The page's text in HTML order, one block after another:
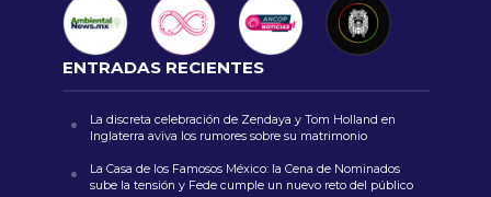
ENTRADAS RECIENTES
La discreta celebración de Zendaya y Tom Holland en
Inglaterra aviva los rumores sobre su matrimonio
La Casa de los Famosos México: la Cena de Nominados
sube la tensión y Fede cumple un nuevo reto del público